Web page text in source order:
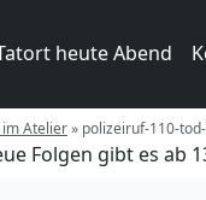
heute Abend
im Atelier» polizeiruf-110-
Folgen gibt es ab